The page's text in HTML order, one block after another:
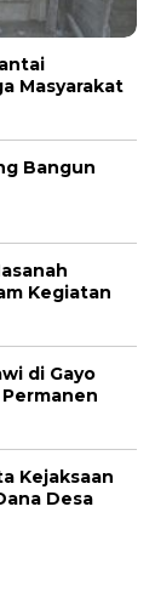
Masyarakat
Bangun
Kegiatan
di Gayo
Kejaksaan
Desa